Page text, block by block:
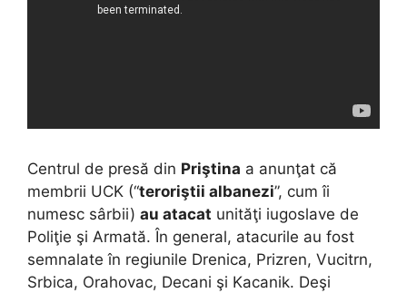
Centrul de presă din Priştina a anunţat că
membrii UCK (“teroriştii albanezi”, cum îi
numesc sârbii) au atacat unităţi iugoslave de
Poliţie şi Armată. În general, atacurile au fost
semnalate în regiunile Drenica, Prizren, Vucitrn,
Srbica, Orahovac, Decani şi Kacanik. Deşi